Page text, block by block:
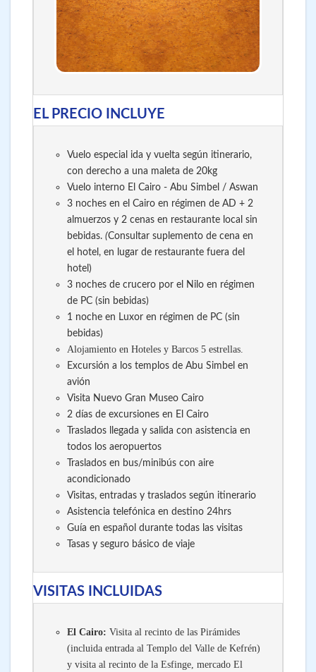
EL PRECIO INCLUYE
Vuelo especial ida y vuelta según itinerario,
con derecho a una maleta de 20kg
Vuelo interno El Cairo - Abu Simbel / Aswan
3 noches en el Cairo en régimen de AD + 2
almuerzos y 2 cenas en restaurante local sin
bebidas. (Consultar suplemento de cena en
el hotel, en lugar de restaurante fuera del
hotel)
3 noches de crucero por el Nilo en régimen
de PC (sin bebidas)
1 noche en Luxor en régimen de PC (sin
bebidas)
Alojamiento en Hoteles y Barcos 5 estrellas.
Excursión a los templos de Abu Simbel en
avión
Visita Nuevo Gran Museo Cairo
2 días de excursiones en El Cairo
Traslados llegada y salida con asistencia en
todos los aeropuertos
Traslados en bus/minibús con aire
acondicionado
Visitas, entradas y traslados según itinerario
Asistencia telefónica en destino 24hrs
Guía en español durante todas las visitas
Tasas y seguro básico de viaje
VISITAS INCLUIDAS
El Cairo: Visita al recinto de las Pirámides
(incluida entrada al Templo del Valle de Kefrén)
y visita al recinto de la Esfinge, mercado El